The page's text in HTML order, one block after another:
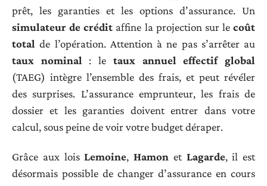
prêt, les garanties et les options d’assurance. Un
simulateur de crédit affine la projection sur le coût
total de l’opération. Attention à ne pas s’arrêter au
taux nominal : le taux annuel effectif global
(TAEG) intègre l’ensemble des frais, et peut révéler
des surprises. L’assurance emprunteur, les frais de
dossier et les garanties doivent entrer dans votre
calcul, sous peine de voir votre budget déraper.
Grâce aux loisLemoine, Hamon et Lagarde, il est
désormais possible de changer d’assurance en cours